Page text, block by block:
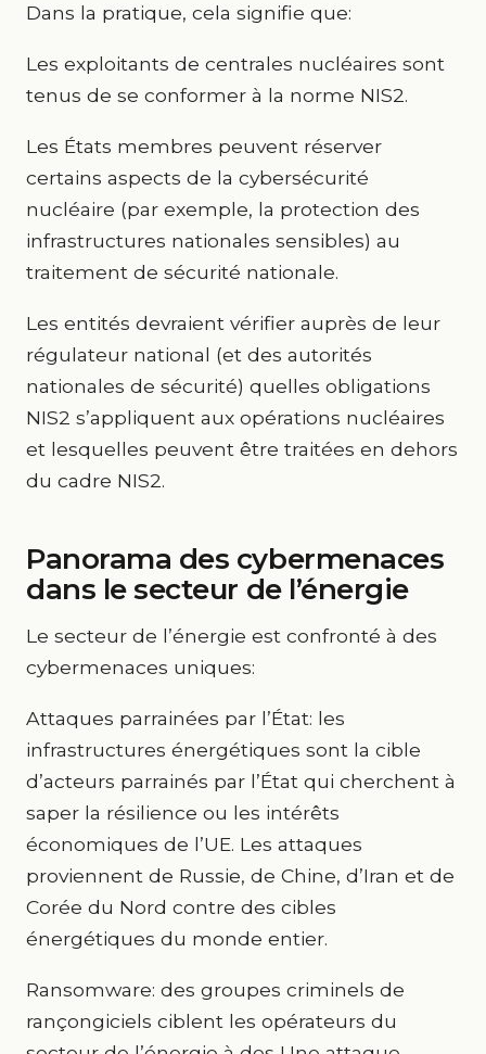
Dans la pratique, cela signifie que:
Les exploitants de centrales nucléaires sont
tenus de se conformer à la norme NIS2.
Les États membres peuvent réserver
certains aspects de la cybersécurité
nucléaire (par exemple, la protection des
infrastructures nationales sensibles) au
traitement de sécurité nationale.
Les entités devraient vérifier auprès de leur
régulateur national (et des autorités
nationales de sécurité) quelles obligations
NIS2 s’appliquent aux opérations nucléaires
et lesquelles peuvent être traitées en dehors
du cadre NIS2.
Panorama des cybermenaces
dans le secteur de l’énergie
Le secteur de l’énergie est confronté à des
cybermenaces uniques:
Attaques parrainées par l’État: les
infrastructures énergétiques sont la cible
d’acteurs parrainés par l’État qui cherchent à
saper la résilience ou les intérêts
économiques de l’UE. Les attaques
proviennent de Russie, de Chine, d’Iran et de
Corée du Nord contre des cibles
énergétiques du monde entier.
Ransomware: des groupes criminels de
rançongiciels ciblent les opérateurs du